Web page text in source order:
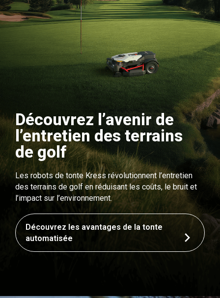
Découvrez l’avenir de
l’entretien des terrains
de golf
Les robots de tonte Kress révolutionnent l’entretien
des terrains de golf en réduisant les coûts, le bruit et
l’impact sur l’environnement.
Découvrez les avantages de la tonte
automatisée